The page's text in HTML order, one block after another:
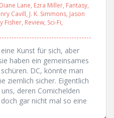
Diane Lane, Ezra Miller, Fantasy,
Cavill, J. K. Simmons, Jason
Fisher, Review, Sci-Fi,
Kunst für sich, aber
haben ein gemeinsames
DC, könnte man
ziemlich sicher. Eigentlich
deren Comichelden
gar nicht mal so eine